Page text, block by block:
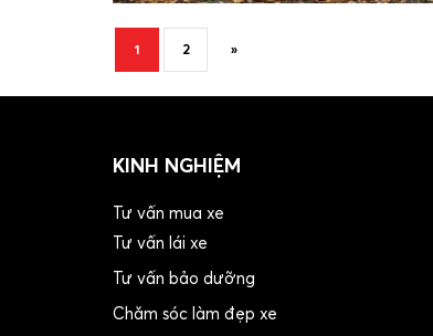
1 2 »
KINH NGHIỆM
Tư vấn mua xe
Tư vấn lái xe
Tư vấn bảo dưỡng
Chăm sóc làm đẹp xe